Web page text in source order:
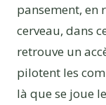
pansement, en
cerveau, dans
retrouve un
pilotent les
là que se joue